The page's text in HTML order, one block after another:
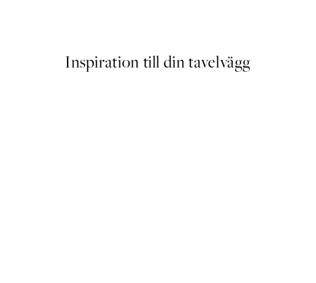
Inspiration till din tavelvägg